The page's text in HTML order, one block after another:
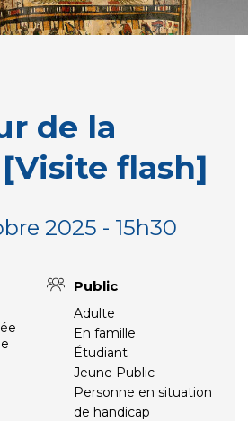
de la
flash]
2025 - 15h30
Public
Adulte
En famille
Étudiant
Jeune Public
Personne en situation
de handicap